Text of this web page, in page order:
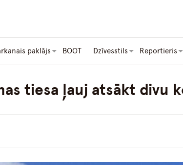
paklājs BOOT Dzīvesstils Reportieris
tiesa ļauj atsākt divu